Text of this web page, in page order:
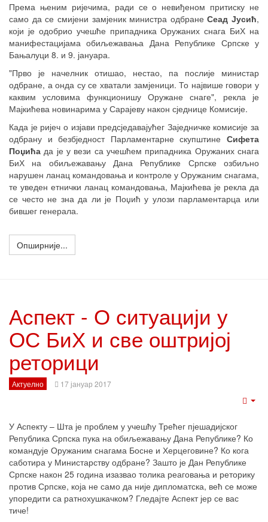
Према њеним ријечима, ради се о невиђеном притиску не
само да се смијени замјеник министра одбранеСеад Јусић,
који је одобрио учешће припадника Оружаних снага БиХ на
манифестацијама обиљежавања Дана Републике Српске у
Бањалуци 8. и 9. јануара.
"Прво је начелник отишао, нестао, па послије министар
одбране, а онда су се хватали замјеници. То највише говори у
каквим условима функционишу Оружане снаге", рекла је
Мајкићева новинарима у Сарајеву након сједнице Комисије.
Када је ријеч о изјави предсједавајућег Заједничке комисије за
одбрану и безбједност Парламентарне скупштине Сифета
Поџића да је у вези са учешћем припадника Оружаних снага
БиХ на обиљежавању Дана Републике Српске озбиљно
нарушен ланац командовања и контроле у Оружаним снагама,
те уведен етнички ланац командовања, Мајкићева је рекла да
се често не зна да ли је Поџић у улози парламентарца или
бившег генерала.
Опширније...
Аспект - О ситуацији у
ОС БиХ и све оштријој
реторици
Актуелно 17 јануар 2017
У Аспекту – Шта је проблем у учешћу Трећег пјешадијског
Република Српска пука на обиљежавању Дана Републике? Ко
командује Оружаним снагама Босне и Херцеговине? Ко кога
саботира у Министарству одбране? Зашто је Дан Републике
Српске након 25 година изазвао толика реаговања и реторику
против Српске, која не само да није дипломатска, већ се може
упоредити са ратнохушкачком? Гледајте Аспект јер се вас
тиче!